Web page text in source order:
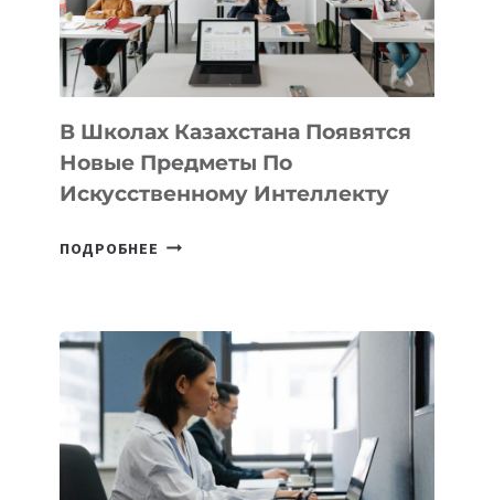
—
МЕЖДУНАРОДНУЮ
ПРОГРАММУ
ДЛЯ
ТЕХНОЛОГИЧЕСКИХ
В Школах Казахстана Появятся
Новые Предметы По
Искусственному Интеллекту
ПОДРОБНЕЕ В
НОВЫЕ
ПРЕДМЕТЫ
ПО
ИСКУССТВЕННОМУ
ИНТЕЛЛЕКТУ